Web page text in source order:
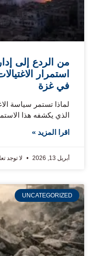
من الردع إلى
استمرار
في غزة
لماذا تستمر سياسة
الذي يكشفه هذا
اقرا المزيد »
أبريل 13, 2026 لا توجد
UNCATEGORIZED